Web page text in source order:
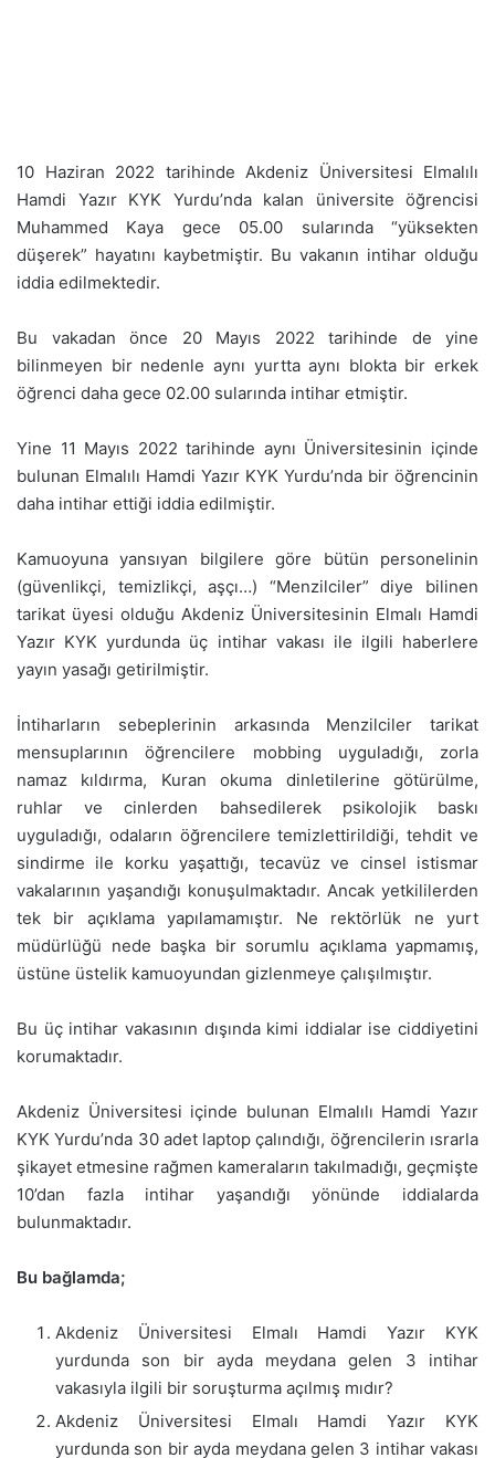
10 Haziran 2022 tarihinde Akdeniz Üniversitesi Elmalılı
Hamdi Yazır KYK Yurdu’nda kalan üniversite öğrencisi
Muhammed Kaya gece 05.00 sularında “yüksekten
düşerek” hayatını kaybetmiştir. Bu vakanın intihar olduğu
iddia edilmektedir.
Bu vakadan önce 20 Mayıs 2022 tarihinde de yine
bilinmeyen bir nedenle aynı yurtta aynı blokta bir erkek
öğrenci daha gece 02.00 sularında intihar etmiştir.
Yine 11 Mayıs 2022 tarihinde aynı Üniversitesinin içinde
bulunan Elmalılı Hamdi Yazır KYK Yurdu’nda bir öğrencinin
daha intihar ettiği iddia edilmiştir.
Kamuoyuna yansıyan bilgilere göre bütün personelinin
(güvenlikçi, temizlikçi, aşçı…) “Menzilciler” diye bilinen
tarikat üyesi olduğu Akdeniz Üniversitesinin Elmalı Hamdi
Yazır KYK yurdunda üç intihar vakası ile ilgili haberlere
yayın yasağı getirilmiştir.
İntiharların sebeplerinin arkasında Menzilciler tarikat
mensuplarının öğrencilere mobbing uyguladığı, zorla
namaz kıldırma, Kuran okuma dinletilerine götürülme,
ruhlar ve cinlerden bahsedilerek psikolojik baskı
uyguladığı, odaların öğrencilere temizlettirildiği, tehdit ve
sindirme ile korku yaşattığı, tecavüz ve cinsel istismar
vakalarının yaşandığı konuşulmaktadır. Ancak yetkililerden
tek bir açıklama yapılamamıştır. Ne rektörlük ne yurt
müdürlüğü nede başka bir sorumlu açıklama yapmamış,
üstüne üstelik kamuoyundan gizlenmeye çalışılmıştır.
Bu üç intihar vakasının dışında kimi iddialar ise ciddiyetini
korumaktadır.
Akdeniz Üniversitesi içinde bulunan Elmalılı Hamdi Yazır
KYK Yurdu’nda 30 adet laptop çalındığı, öğrencilerin ısrarla
şikayet etmesine rağmen kameraların takılmadığı, geçmişte
10’dan fazla intihar yaşandığı yönünde iddialarda
bulunmaktadır.
Bu bağlamda;
Akdeniz Üniversitesi Elmalı Hamdi Yazır KYK
yurdunda son bir ayda meydana gelen 3 intihar
vakasıyla ilgili bir soruşturma açılmış mıdır?
Akdeniz Üniversitesi Elmalı Hamdi Yazır KYK
yurdunda son bir ayda meydana gelen 3 intihar vakası